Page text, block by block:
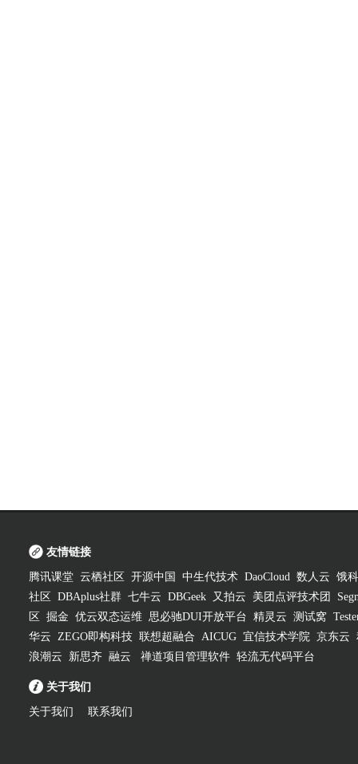
友情链接
腾讯课堂 云栖社区 开源中国 中生代技术 DaoCloud 数人云 饿
社区
DBAplus社群 七牛云 DBGeek 又拍云 美团点评技术团
区
掘金 优云双态运维 思必驰DUI开放平台 精灵云 测试窝
华云 ZEGO即构科技 联想超融合 AICUG 宜信技术学院 京东云
浪潮云
新思齐 融云 禅道项目管理软件 轻流无代码平台
关于我们
关于我们 联系我们